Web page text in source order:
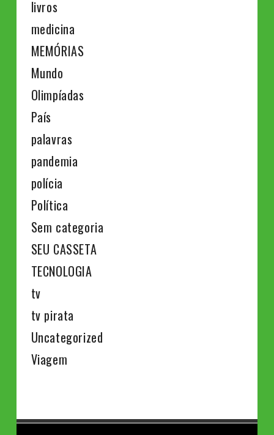
livros
medicina
MEMÓRIAS
Mundo
Olimpíadas
País
palavras
pandemia
polícia
Política
Sem categoria
SEU CASSETA
TECNOLOGIA
tv
tv pirata
Uncategorized
Viagem